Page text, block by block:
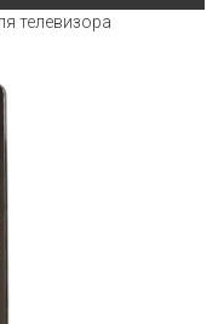
телевизора